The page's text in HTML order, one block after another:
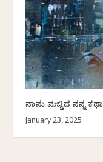
ನಾನು ಮೆಚ್ಚಿದ ನನ್ನ
January 23, 2025